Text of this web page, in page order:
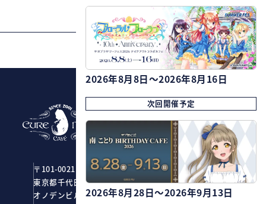
2026年8月8日～2026年8月16日
次回開催予定
2026年8月28日～2026年9月13日
PAGE TOP
CURE MAID CAFÉ
〒101-0021
東京都千代田区外神田1-2-7
オノデンビル4F ジーストア・アキバ